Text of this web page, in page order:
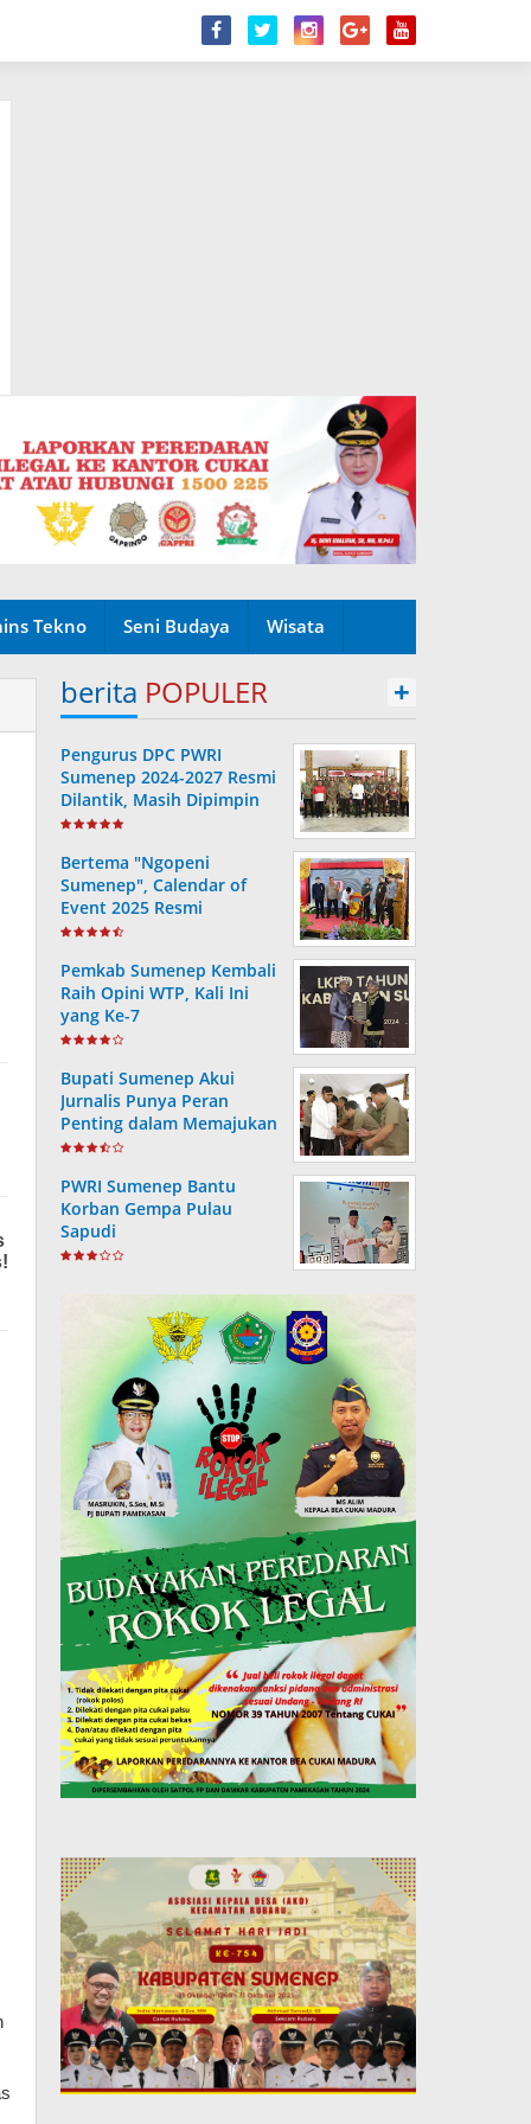
Tekno Seni Budaya Wisata
berita POPULER +
Pengurus DPC PWRI
Sumenep 2024-2027 Resmi
Dilantik, Masih Dipimpin
Rusydiyono
Bertema "Ngopeni
Sumenep", Calendar of
Event 2025 Resmi
Diluncurkan
Pemkab Sumenep Kembali
Raih Opini WTP, Kali Ini
yang Ke-7
Bupati Sumenep Akui
Jurnalis Punya Peran
Penting dalam Memajukan
Daerah
PWRI Sumenep Bantu
Korban Gempa Pulau
Sapudi